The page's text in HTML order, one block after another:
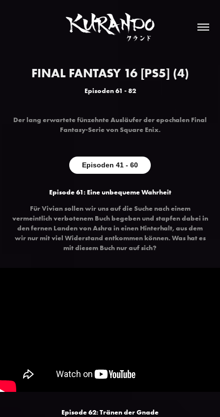
FINAL FANTASY 16 [PS5] (4)
Episoden 61 - 82
Der lang erwartete fünzehnte Ausläufer der epochalen Final
Fantasy-Serie von Square Enix.
Episoden 41 - 60
Episode 61: Eine unbequeme Wahrheit
Für Vivian sollen wir uns auf die Suche nach einem
vermeintlich verbotenem Buch begeben und stapfen dabei in
den fernen Landen von Ashra in einen Hinterhalt, aus dem
wir nur mit viel Widerstand entkommen können. Was hat es
mit diesem Buch nur auf sich?
Episode 62:Tränen der Gnade